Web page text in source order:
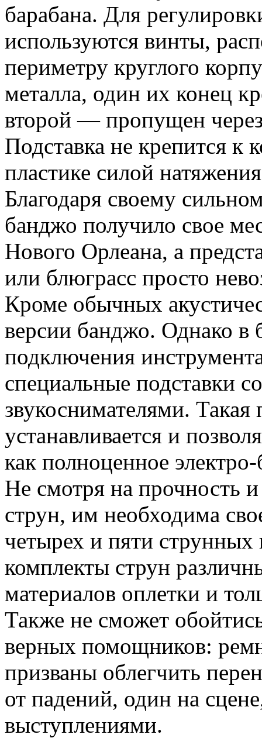
барабана. Для
используются винты,
периметру круглого
металла, один их конец
второй — пропущен
Подставка не крепится к
пластике силой
Благодаря своему
банджо получило свое
Нового Орлеана, а
или блюграсс просто
Кроме обычных
версии банджо. Однако в
подключения
специальные подставки
звукоснимателями. Такая
устанавливается и
как полноценное
Не смотря на прочность
струн, им необходима
четырех и пяти
комплекты струн
материалов оплетки и
Также не сможет
верных помощников:
призваны облегчить
от падений, один на
выступлениями.